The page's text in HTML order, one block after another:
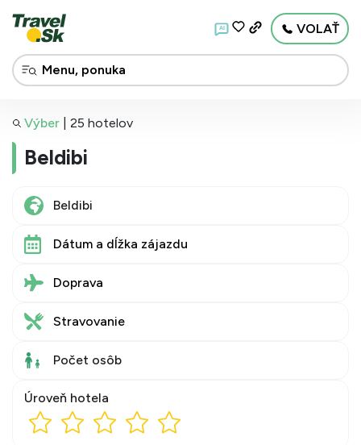
AI VOLAŤ
Výber 25 hotelov
Beldibi
Dátum a dĺžka zájazdu
Doprava
Stravovanie
Počet osôb
Úroveň hotela